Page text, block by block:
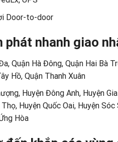
Door-to-door
nhanh giao
Quận Hà Đông, Quận Hai Bà
Hồ, Quận Thanh Xuân
Huyện Đông Anh, Huyện
Huyện Quốc Oai, Huyện
Hòa